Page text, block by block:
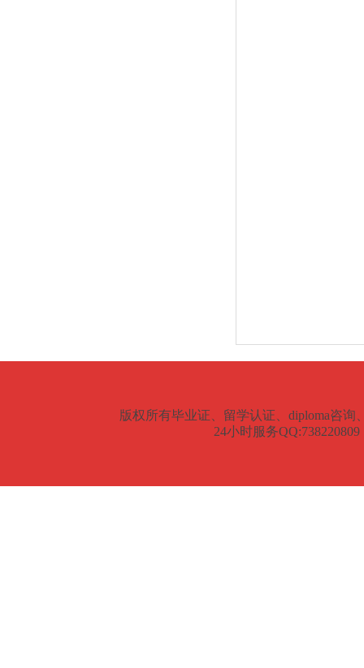
版权所有毕业证、留学认证、diploma咨询
24小时服务QQ:738220809